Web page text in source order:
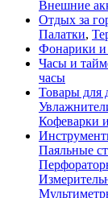
Внешние
Отдых за
Палатки,
Фонарики и
Часы и
часы
Товары для
Кофеварки
Паяльные